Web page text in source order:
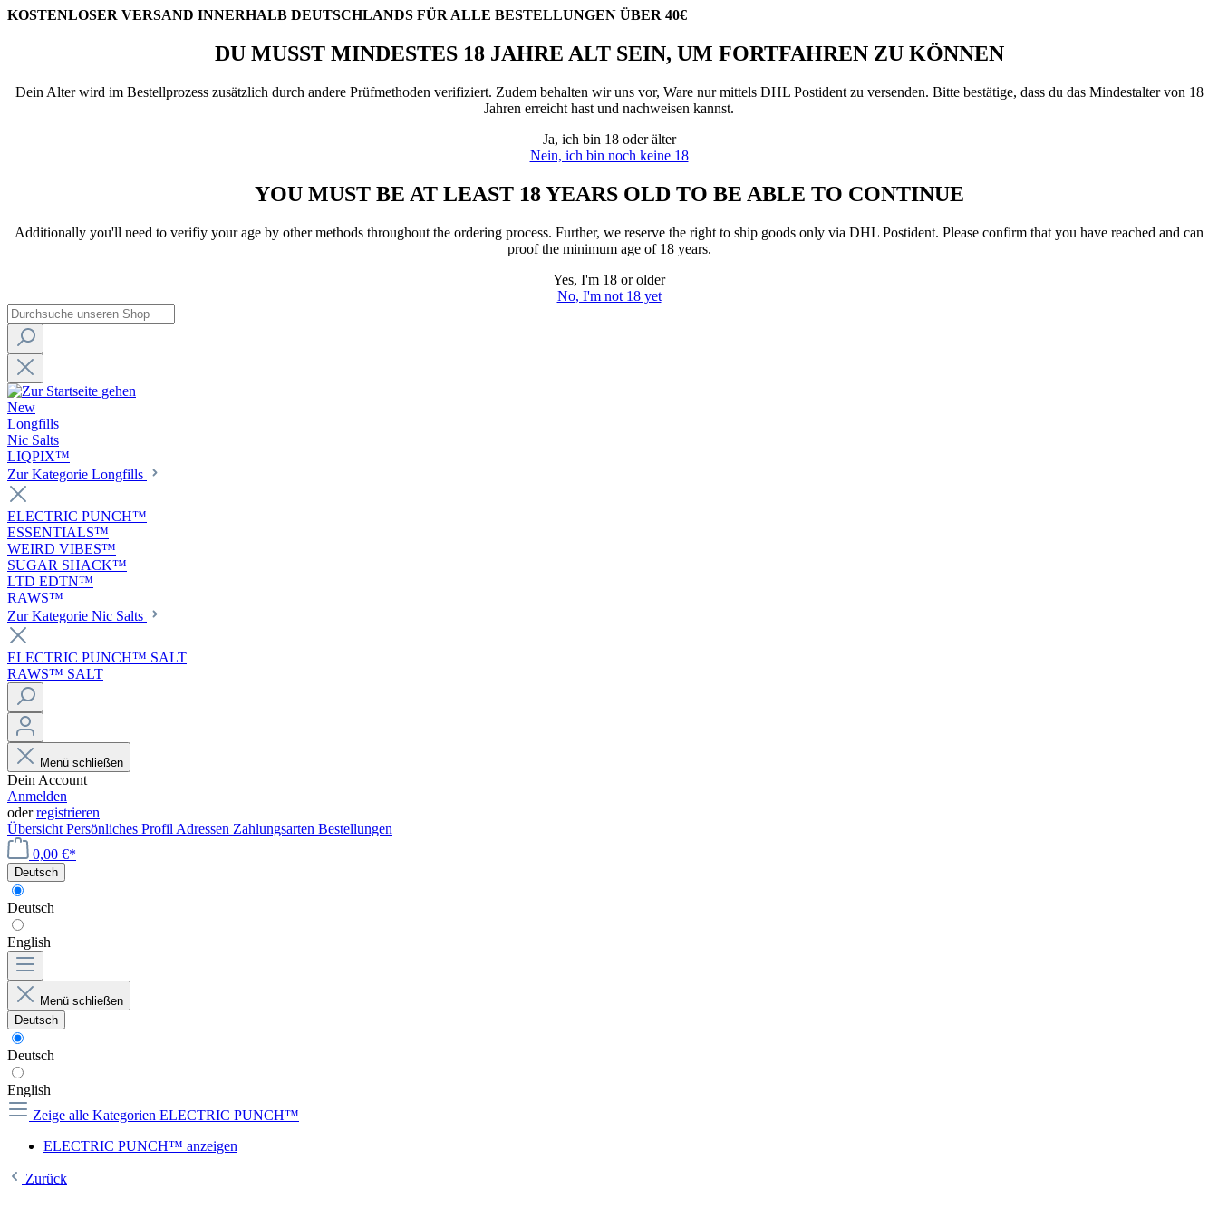
KOSTENLOSER VERSAND INNERHALB DEUTSCHLANDS FÜR ALLE BESTELLUNGEN ÜBER 40€
DU MUSST MINDESTES 18 JAHRE ALT SEIN, UM FORTFAHREN ZU KÖNNEN
Dein Alter wird im Bestellprozess zusätzlich durch andere Prüfmethoden verifiziert. Zudem behalten wir uns vor, Ware nur mittels DHL Postident zu versenden. Bitte bestätige, dass du das Mindestalter von 18
Jahren erreicht hast und nachweisen kannst.
Ja, ich bin 18 oder älter
Nein, ich bin noch keine 18
YOU MUST BE AT LEAST 18 YEARS OLD TO BE ABLE TO CONTINUE
Additionally you'll need to verifiy your age by other methods throughout the ordering process. Further, we reserve the right to ship goods only via DHL Postident. Please confirm that you have reached and can
proof the minimum age of 18 years.
Yes, I'm 18 or older
No, I'm not 18 yet
New
Longfills
Nic Salts
LIQPIX™
Zur Kategorie Longfills
ELECTRIC PUNCH™
ESSENTIALS™
WEIRD VIBES™
SUGAR SHACK™
LTD EDTN™
RAWS™
Zur Kategorie Nic Salts
ELECTRIC PUNCH™ SALT
RAWS™ SALT
Menü schließen
Dein Account
Anmelden
oderregistrieren
Übersicht Persönliches Profil Adressen Zahlungsarten Bestellungen
0,00 €*
Deutsch
Deutsch
English
Menü schließen
Deutsch
Deutsch
English
Zeige alle Kategorien ELECTRIC PUNCH™
ELECTRIC PUNCH™ anzeigen
Zurück